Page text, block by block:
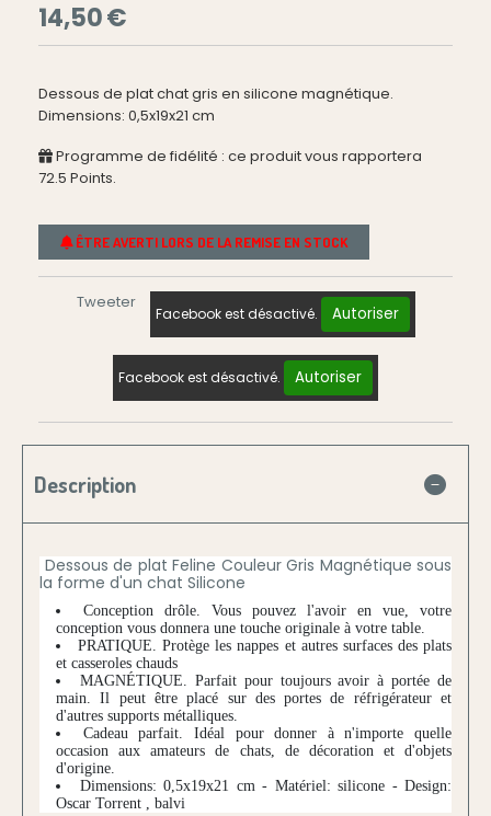
14,50€
Dessous de plat chat gris en silicone magnétique.
Dimensions: 0,5x19x21 cm
Programme de fidélité : ce produit vous rapportera
72.5 Points.
ÊTRE AVERTI LORS DE LA REMISE EN STOCK
Tweeter
Facebook est désactivé. Autoriser
Facebook est désactivé. Autoriser
Description
Dessous de plat Feline Couleur Gris Magnétique sous
la forme d'un chat Silicone
Conception drôle. Vous pouvez l'avoir en vue, votre
conception vous donnera une touche originale à votre table.
PRATIQUE. Protège les nappes et autres surfaces des plats
et casseroles chauds
MAGNÉTIQUE. Parfait pour toujours avoir à portée de
main. Il peut être placé sur des portes de réfrigérateur et
d'autres supports métalliques.
Cadeau parfait. Idéal pour donner à n'importe quelle
occasion aux amateurs de chats, de décoration et d'objets
d'origine.
Dimensions: 0,5x19x21 cm - Matériel: silicone - Design:
Oscar Torrent , balvi